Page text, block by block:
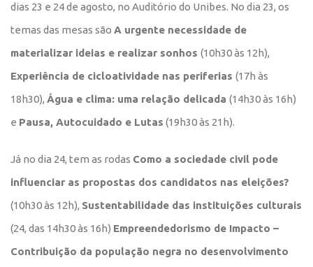
dias 23 e 24 de agosto, no Auditório do Unibes. No dia 23, os
temas das mesas são A urgente necessidade de
materializar ideias e realizar sonhos (10h30 às 12h),
Experiência de cicloatividade nas periferias (17h às
18h30), Água e clima: uma relação delicada (14h30 às 16h)
e Pausa, Autocuidado e Lutas (19h30 às 21h).
Já no dia 24, tem as rodas Como a sociedade civil pode
influenciar as propostas dos candidatos nas eleições?
(10h30 às 12h), Sustentabilidade das instituições culturais
(24, das 14h30 às 16h) Empreendedorismo de Impacto –
Contribuição da população negra no desenvolvimento